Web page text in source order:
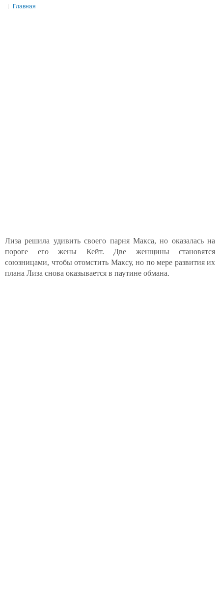
Главная
Лиза решила удивить своего парня Макса, но оказалась на
пороге его жены Кейт. Две женщины становятся
союзницами, чтобы отомстить Максу, но по мере развития их
плана Лиза снова оказывается в паутине обмана.